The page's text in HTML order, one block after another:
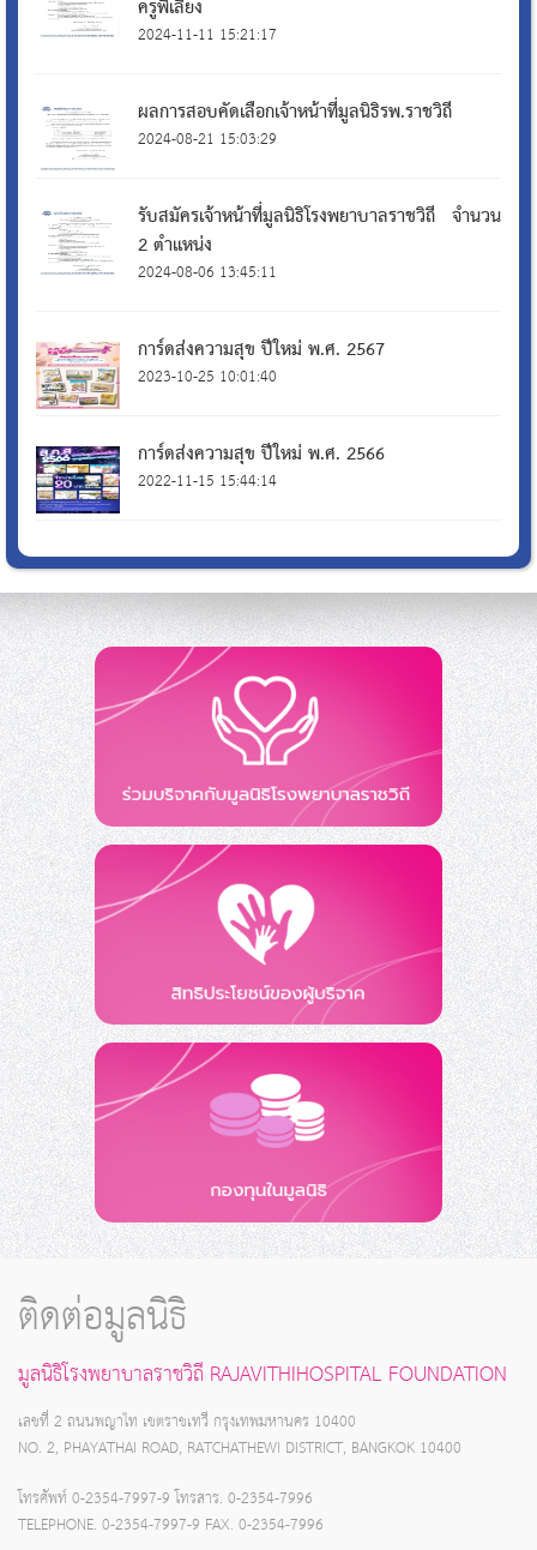
ครูพี่เลี้ยง
2024-11-11 15:21:17
ผลการสอบคัดเลือกเจ้าหน้าที่มูลนิธิรพ.ราชวิถี
2024-08-21 15:03:29
รับสมัครเจ้าหน้าที่มูลนิธิโรงพยาบาลราชวิถี จำนวน
2 ตำแหน่ง
2024-08-06 13:45:11
การ์ดส่งความสุข ปีใหม่ พ.ศ. 2567
2023-10-25 10:01:40
การ์ดส่งความสุข ปีใหม่ พ.ศ. 2566
2022-11-15 15:44:14
ติดต่อมูลนิธิ
มูลนิธิโรงพยาบาลราชวิถี RAJAVITHIHOSPITAL FOUNDATION
เลขที่ 2 ถนนพญาไท เขตราชเทวี กรุงเทพมหานคร 10400
NO. 2, PHAYATHAI ROAD, RATCHATHEWI DISTRICT, BANGKOK 10400
โทรศัพท์ 0-2354-7997-9 โทรสาร. 0-2354-7996
TELEPHONE. 0-2354-7997-9 FAX. 0-2354-7996